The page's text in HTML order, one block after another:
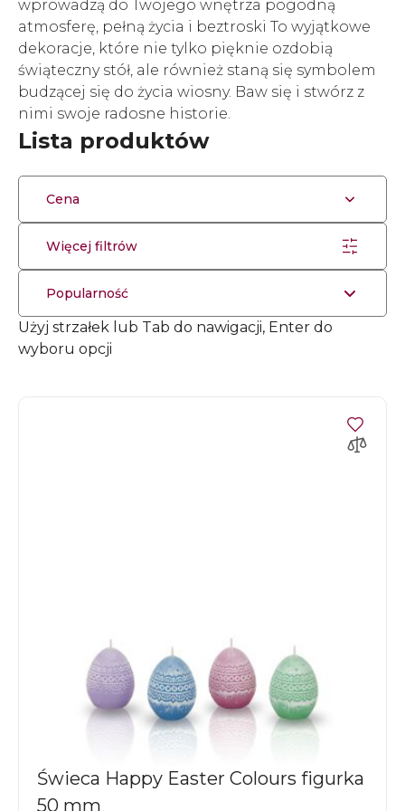
wprowadzą do Twojego wnętrza pogodną
atmosferę, pełną życia i beztroski To wyjątkowe
dekoracje, które nie tylko pięknie ozdobią
świąteczny stół, ale również staną się symbolem
budzącej się do życia wiosny. Baw się i stwórz z
nimi swoje radosne historie.
Lista produktów
Cena
Więcej filtrów
Popularność
Użyj strzałek lub Tab do nawigacji, Enter do
wyboru opcji
Świeca Happy Easter Colours figurka
50 mm